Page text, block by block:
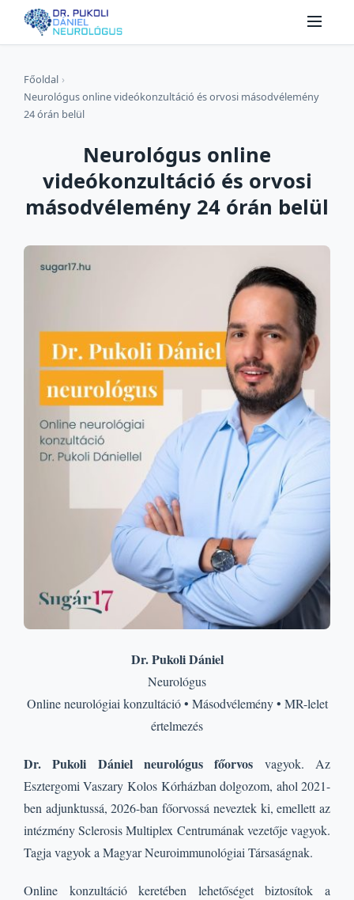
Főoldal ›
Neurológus online videókonzultáció és orvosi másodvélemény
24 órán belül
Neurológus online
videókonzultáció és orvosi
másodvélemény 24 órán belül
Dr. Pukoli Dániel
Neurológus
Online neurológiai konzultáció • Másodvélemény • MR-lelet
értelmezés
Dr. Pukoli Dániel neurológus főorvos vagyok. Az
Esztergomi Vaszary Kolos Kórházban dolgozom, ahol 2021-
ben adjunktussá, 2026-ban főorvossá neveztek ki, emellett az
intézmény Sclerosis Multiplex Centrumának vezetője vagyok.
Tagja vagyok a Magyar Neuroimmunológiai Társaságnak.
Online konzultáció keretében lehetőséget biztosítok a